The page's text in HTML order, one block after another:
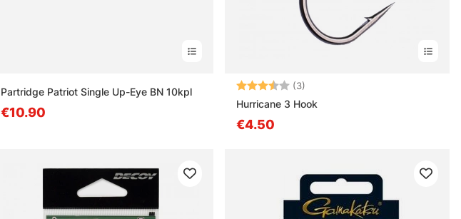
Partridge Patriot Single Up-Eye BN 10kpl
€10.90
Arvio: (3)
Hurricane 3 Hook
€4.50